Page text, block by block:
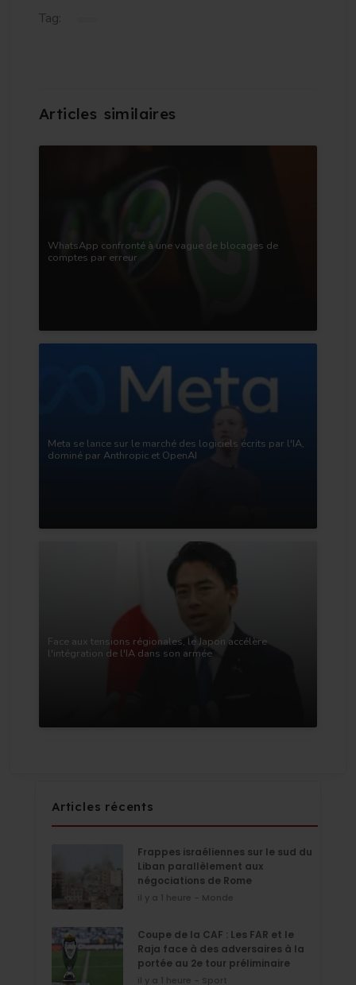
Tag:
WhatsApp confronté à une vague de blocages de
comptes par erreur
Meta se lance sur le marché des logiciels écrits par l'IA,
dominé par Anthropic et OpenAI
Face aux tensions régionales, le Japon accélère
l'intégration de l'IA dans son armée
Articles récents
Frappes israéliennes sur le sud du
Liban parallèlement aux
négociations de Rome
il y a 1 heure - Monde
Coupe de la CAF : Les FAR et le
Raja face à des adversaires à la
portée au 2e tour préliminaire
il y a 1 heure - Sport